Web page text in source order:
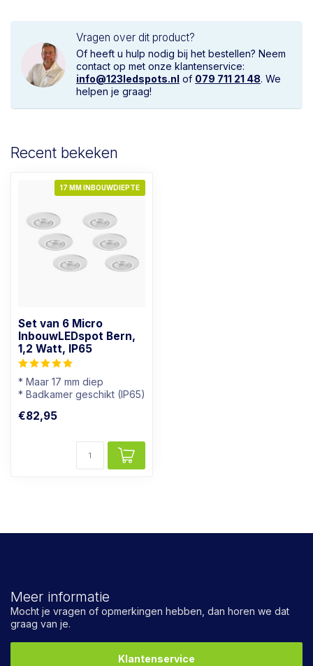
Vragen over dit product?
Of heeft u hulp nodig bij het bestellen? Neem
contact op met onze klantenservice:
info@123ledspots.nl of 079 711 21 48. We
helpen je graag!
Recent bekeken
17 MM INBOUWDIEPTE
Set van 6 Micro
InbouwLEDspot Bern,
1,2 Watt, IP65
* Maar 17 mm diep
* Badkamer geschikt (IP65)
* Dimbaar
€82,95
Meer informatie
Mocht je vragen of opmerkingen hebben, dan horen we dat
graag van je.
Klantenservice